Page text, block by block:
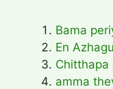
Bama
En
amma